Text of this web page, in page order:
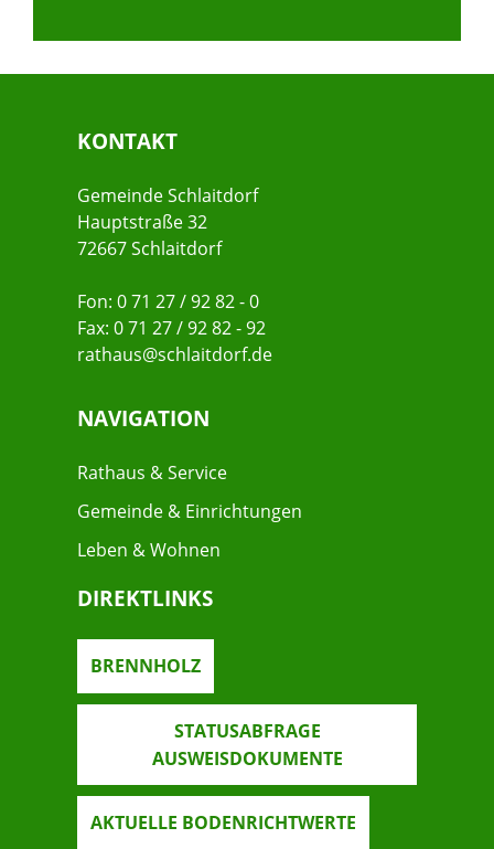
KONTAKT
Gemeinde Schlaitdorf
Hauptstraße 32
72667 Schlaitdorf
Fon: 0 71 27 / 92 82 - 0
Fax: 0 71 27 / 92 82 - 92
rathaus@schlaitdorf.de
NAVIGATION
Rathaus & Service
Gemeinde & Einrichtungen
Leben & Wohnen
DIREKTLINKS
BRENNHOLZ
STATUSABFRAGE
AUSWEISDOKUMENTE
AKTUELLE BODENRICHTWERTE